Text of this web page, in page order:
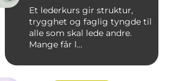
Et lederkurs gir struktur,
trygghet og faglig tyngde til
alle som skal lede andre.
Mange får l...